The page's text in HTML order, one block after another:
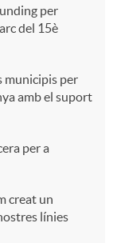
per
del 15è
municipis per
amb el suport
per a
creat un
línies